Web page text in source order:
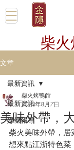
柴
文章
最新資訊
媒體報導
最新資訊
美味外帶，
柴火烤鴨館
2023年8月7日
柴火美味外帶，居
想來點江浙特色菜